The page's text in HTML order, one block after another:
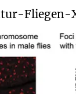
Fliegen-